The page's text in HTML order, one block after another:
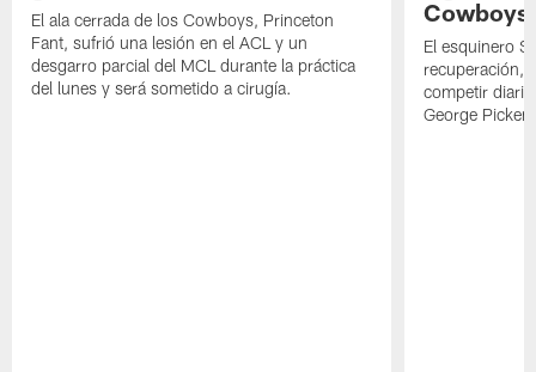
El ala cerrada de los Cowboys, Princeton
Fant, sufrió una lesión en el ACL y un
desgarro parcial del MCL durante la práctica
del lunes y será sometido a cirugía.
Cowboys
El esquinero
recuperación,
competir
George